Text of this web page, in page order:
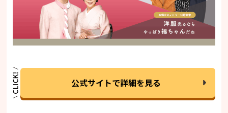
公式サイトで詳細を見る